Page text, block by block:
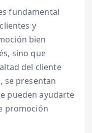
fundamental
y
bien
sino que
del cliente
se presentan
pueden ayudarte
promoción